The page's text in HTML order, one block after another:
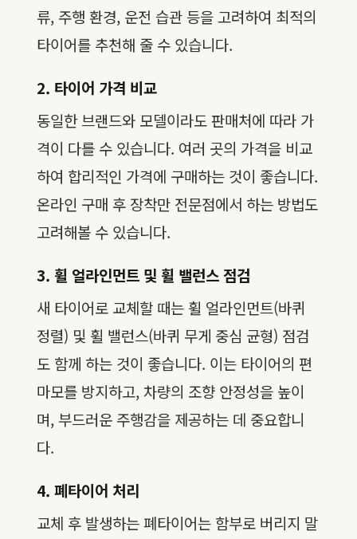
류, 주행 환경, 운전 습관 등을 고려하여 최적의
타이어를 추천해 줄 수 있습니다.
2. 타이어 가격 비교
동일한 브랜드와 모델이라도 판매처에 따라 가
격이 다를 수 있습니다. 여러 곳의 가격을 비교
하여 합리적인 가격에 구매하는 것이 좋습니다.
온라인 구매 후 장착만 전문점에서 하는 방법도
고려해볼 수 있습니다.
3. 휠 얼라인먼트 및 휠 밸런스 점검
새 타이어로 교체할 때는 휠 얼라인먼트(바퀴
정렬) 및 휠 밸런스(바퀴 무게 중심 균형) 점검
도 함께 하는 것이 좋습니다. 이는 타이어의 편
마모를 방지하고, 차량의 조향 안정성을 높이
며, 부드러운 주행감을 제공하는 데 중요합니
다.
4. 폐타이어 처리
교체 후 발생하는 폐타이어는 함부로 버리지 말